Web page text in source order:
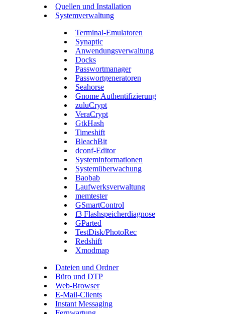
Quellen und Installation
Systemverwaltung
Terminal-Emulatoren
Synaptic
Anwendungsverwaltung
Docks
Passwortmanager
Passwortgeneratoren
Seahorse
Gnome Authentifizierung
zuluCrypt
VeraCrypt
GtkHash
Timeshift
BleachBit
dconf-Editor
Systeminformationen
Systemüberwachung
Baobab
Laufwerksverwaltung
memtester
GSmartControl
f3 Flashspeicherdiagnose
GParted
TestDisk/PhotoRec
Redshift
Xmodmap
Dateien und Ordner
Büro und DTP
Web-Browser
E-Mail-Clients
Instant Messaging